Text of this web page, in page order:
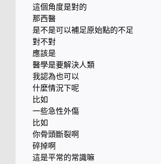
這個角度是對的
那西醫
是不是可以補足原始點的不足
對不對
應該是
醫學是要解決人類
我認為也可以
什麼情況下呢
比如
一些急性外傷
比如
你骨頭斷裂啊
碎掉啊
這是平常的常識嘛